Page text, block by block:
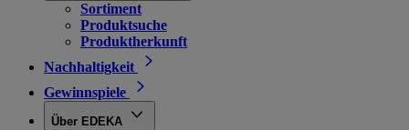
Sortiment
Produktsuche
Produktherkunft
Nachhaltigkeit
Gewinnspiele
Über EDEKA